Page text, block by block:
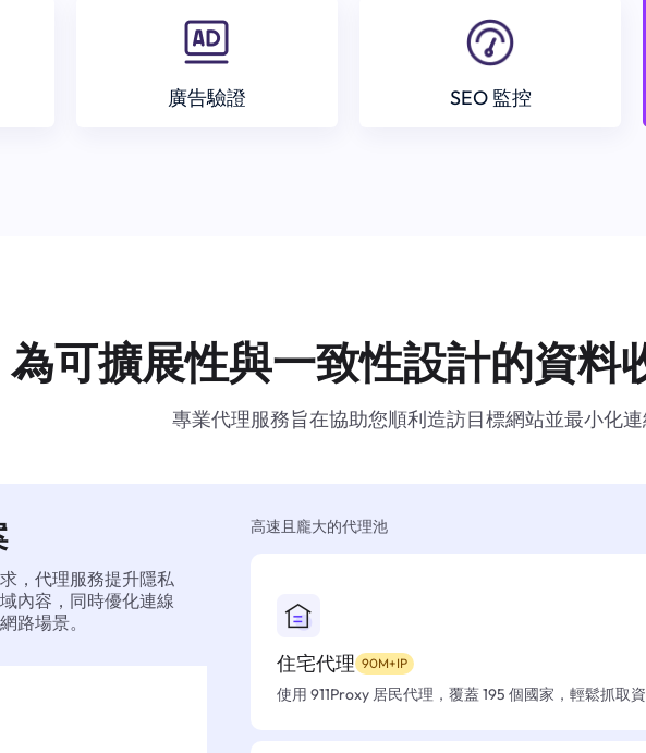
廣告驗證 SEO 監控
為可擴展性與一致性設計的資料
專業代理服務旨在協助您順利造訪目標網站並最小化連
，代理服務提升隱私
內容，同時優化連線
路場景。
高速且龐大的代理池
住宅代理 90M+IP
使用 911Proxy 居民代理，覆蓋 195 個國家，輕鬆抓取